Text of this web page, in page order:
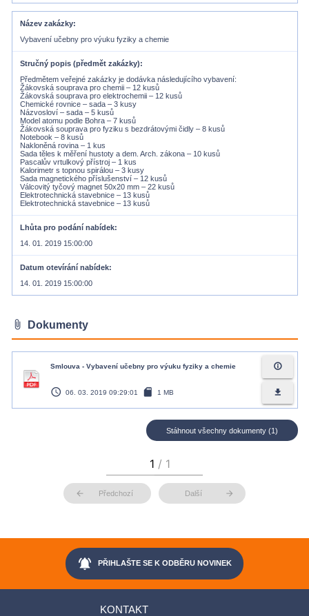
Název zakázky
Vybavení učebny pro výuku fyziky a chemie
Stručný popis (předmět zakázky)
Předmětem veřejné zakázky je dodávka následujícího vybavení:
Žákovská souprava pro chemii – 12 kusů
Žákovská souprava pro elektrochemii – 12 kusů
Chemické rovnice – sada – 3 kusy
Názvosloví – sada – 5 kusů
Model atomu podle Bohra – 7 kusů
Žákovská souprava pro fyziku s bezdrátovými čidly – 8 kusů
Notebook – 8 kusů
Nakloněná rovina – 1 kus
Sada těles k měření hustoty a dem. Arch. zákona – 10 kusů
Pascalův vrtulkový přístroj – 1 kus
Kalorimetr s topnou spirálou – 3 kusy
Sada magnetického příslušenství – 12 kusů
Válcovitý tyčový magnet 50x20 mm – 22 kusů
Elektrotechnická stavebnice – 13 kusů
Elektrotechnická stavebnice – 13 kusů
Lhůta pro podání nabídek
14. 01. 2019 15:00:00
Datum otevírání nabídek
14. 01. 2019 15:00:00
attach_file Dokumenty
Smlouva - Vybavení učebny pro výuku fyziky a chemie
access_time 06. 03. 2019 09:29:01 sd_card 1 MB
info_outline
file_download
Stáhnout všechny dokumenty (1)
arrow_back Předchozí Další arrow_forward
notifications_active PŘIHLAŠTE SE K ODBĚRU NOVINEK
KONTAKT